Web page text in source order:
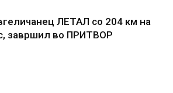
ЛЕТАЛ со 204 км на
завршил во ПРИТВОР